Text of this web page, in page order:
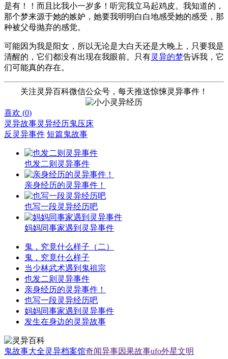
是有！！而且比我小一岁多！听完我立马起鸡皮。我知道的，
那个梦来源于她的嫉妒，她要我明明白白地感受她的感受，那
种被父母抛弃的感觉。
可能因为我是阳女，所以无论是大白天还是大晚上，只要我是
清醒的，它们都没有出现在我眼前。只有灵异的梦告诉我，它
们可能真的存在。
关注灵异百科微信公众号，每天推送惊悚灵异事件！
喜欢 (0)
灵异故事灵异经历鬼压床
反灵异事件 短篇鬼故事
也发二则灵异事件
亲身经历的灵异事件！
也写一段灵异经历吧
妈妈同事家遇到灵异事件
鬼，究竟什么样子（二）
鬼，究竟什么样子
当少林武术遇到鬼祖宗
也发二则灵异事件
亲身经历的灵异事件！
也写一段灵异经历吧
妈妈同事家遇到灵异事件
发生在身边的灵异故事
鬼故事大全灵异档案馆奇闻异事因果故事ufo外星文明